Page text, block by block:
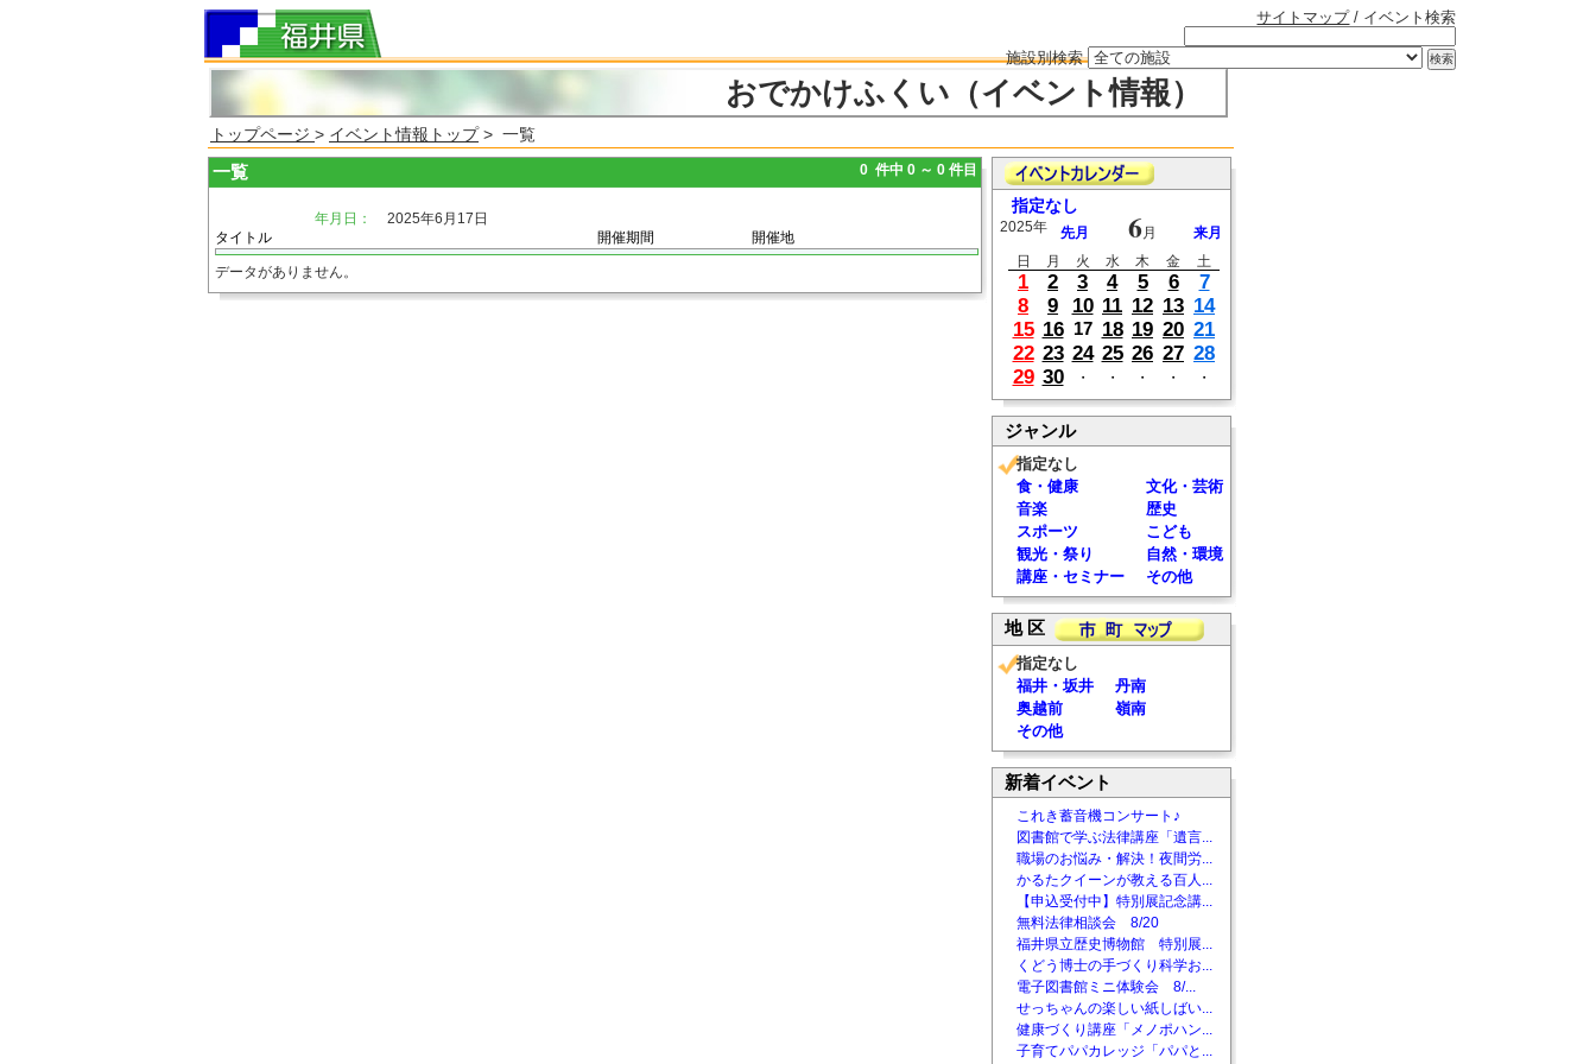
サイトマップ/ イベント検索
施設別検索
おでかけふくい（イベント情報）
トップページ > イベント情報トップ> 一覧
一覧 0 件中 0 ～ 0 件目
年月日：
2025年6月17日
タイトル
開催期間 開催地
データがありません。
指定なし
2025年 先月 6月
来月
日
月 火 水 木 金 土
1 2 3 4 5 6
7
8
9 10 11 12 13 14
15 16 17 18 19 20 21
22 23 24 25 26 27 28
29 30 ・ ・ ・ ・ ・
ジャンル
指定なし
食・健康
文化・芸術
音楽
歴史
スポーツ
こども
観光・祭り
自然・環境
講座・セミナー
その他
地 区
指定なし
福井・坂井
丹南
奥越前
嶺南
その他
新着イベント
これき蓄音機コンサート♪
図書館で学ぶ法律講座「遺言...
職場のお悩み・解決！夜間労...
かるたクイーンが教える百人...
【申込受付中】特別展記念講...
無料法律相談会 8/20
福井県立歴史博物館 特別展...
くどう博士の手づくり科学お...
電子図書館ミニ体験会 8/...
せっちゃんの楽しい紙しばい...
健康づくり講座「メノポハン...
子育てパパカレッジ「パパと...